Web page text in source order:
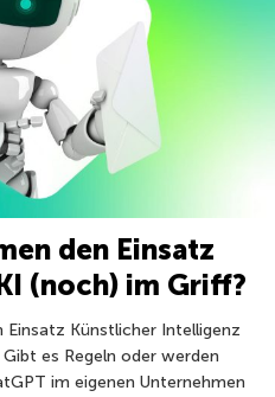
den Einsatz
(noch) im Griff?
Einsatz Künstlicher Intelligenz
es Regeln oder werden
im eigenen Unternehmen